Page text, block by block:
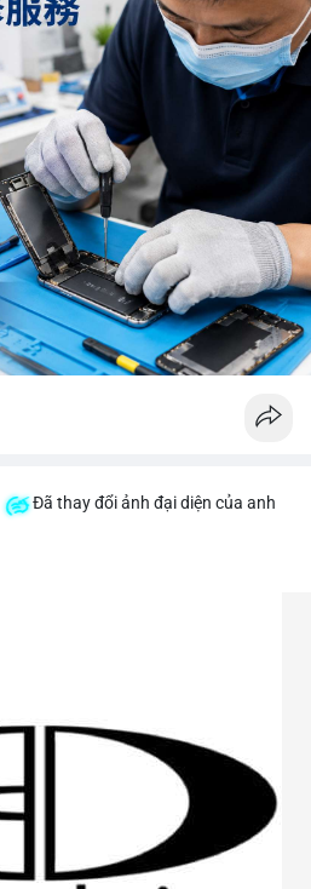
tiền đổ vào sàn giao dịch tập
#phienau #btcmempool
Đã thay đổi ảnh đại diện của anh